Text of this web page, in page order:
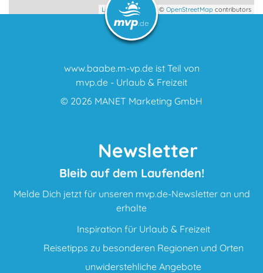
Schlosshotels
Seminarhäuser
Sporthotels
Wellnesshotels
Zimmervermittlungen
sonstiges
Leaflet | map data © OpenStreetMap contributors
www.baabe.m-vp.de ist Teil von
mvp.de - Urlaub & Freizeit
© 2026 MANET Marketing GmbH
Newsletter
Bleib auf dem Laufenden!
Melde Dich jetzt für unseren mvp.de-Newsletter an und
erhalte
Inspiration für Urlaub & Freizeit
Reisetipps zu besonderen Regionen und Orten
unwiderstehliche Angebote